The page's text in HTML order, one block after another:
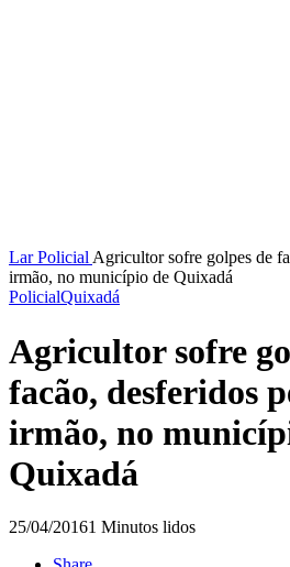
LarPolicial Agricultor sofre golpes de
irmão, no município de Quixadá
PolicialQuixadá
Agricultor sofre
facão, desferidos
irmão, no
Quixadá
25/04/20161 Minutos lidos